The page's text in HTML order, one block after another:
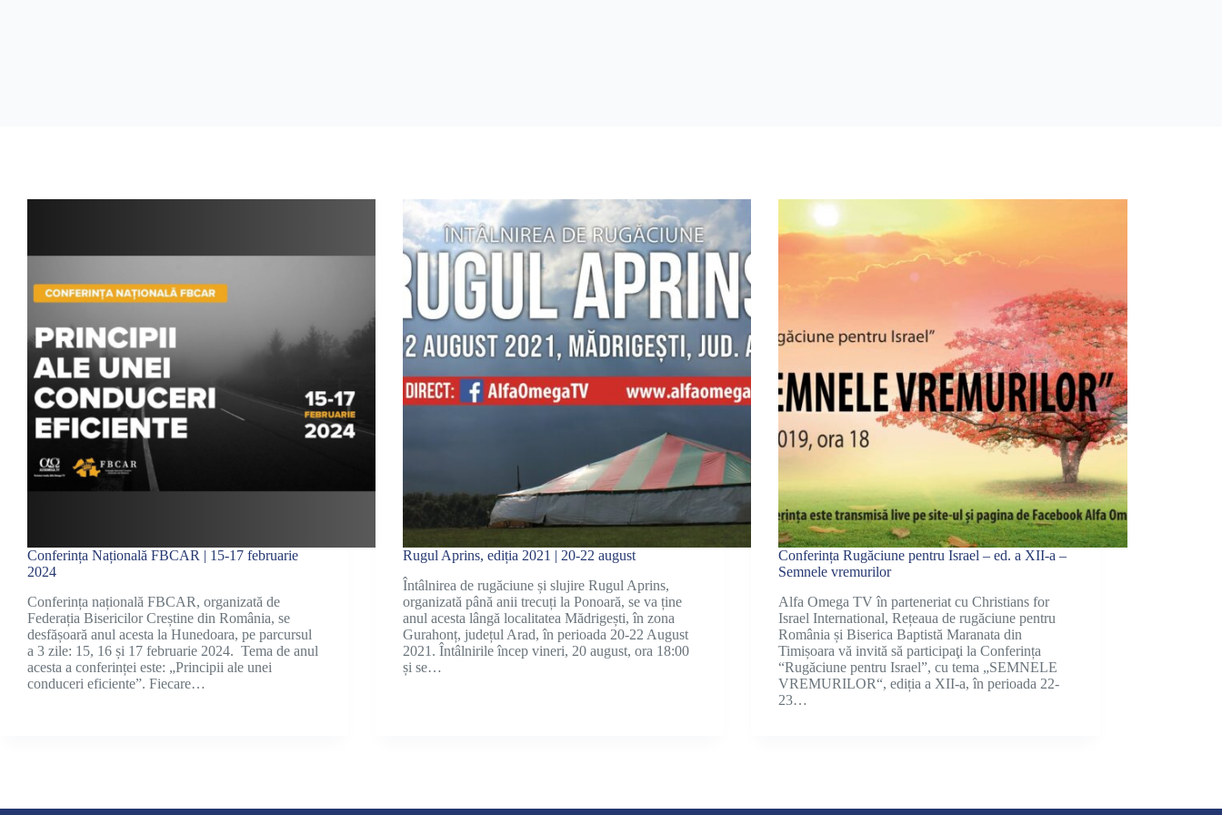
Conferința Națională FBCAR | 15-17 februarie
2024
Conferința națională FBCAR, organizată de
Federația Bisericilor Creștine din România, se
desfășoară anul acesta la Hunedoara, pe parcursul
a 3 zile: 15, 16 și 17 februarie 2024. Tema de anul
acesta a conferinței este: „Principii ale unei
conduceri eficiente”. Fiecare…
Rugul Aprins, ediția 2021 | 20-22 august
Întâlnirea de rugăciune și slujire Rugul Aprins,
organizată până anii trecuți la Ponoară, se va ține
anul acesta lângă localitatea Mădrigești, în zona
Gurahonț, județul Arad, în perioada 20-22 August
2021. Întâlnirile încep vineri, 20 august, ora 18:00
și se…
Conferința Rugăciune pentru Israel – ed. a XII-a –
Semnele vremurilor
Alfa Omega TV în parteneriat cu Christians for
Israel International, Rețeaua de rugăciune pentru
România și Biserica Baptistă Maranata din
Timișoara vă invită să participaţi la Conferința
“Rugăciune pentru Israel”, cu tema „SEMNELE
VREMURILOR“, ediția a XII-a, în perioada 22-
23…